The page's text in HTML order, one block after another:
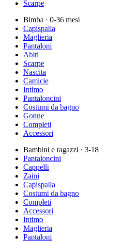
Scarpe
Bimba · 0-36 mesi
Capispalla
Maglieria
Pantaloni
Abiti
Scarpe
Nascita
Camicie
Intimo
Pantaloncini
Costumi da bagno
Gonne
Completi
Accessori
Bambini e ragazzi · 3-18
Pantaloncini
Cappelli
Zaini
Capispalla
Costumi da bagno
Completi
Accessori
Intimo
Maglieria
Pantaloni